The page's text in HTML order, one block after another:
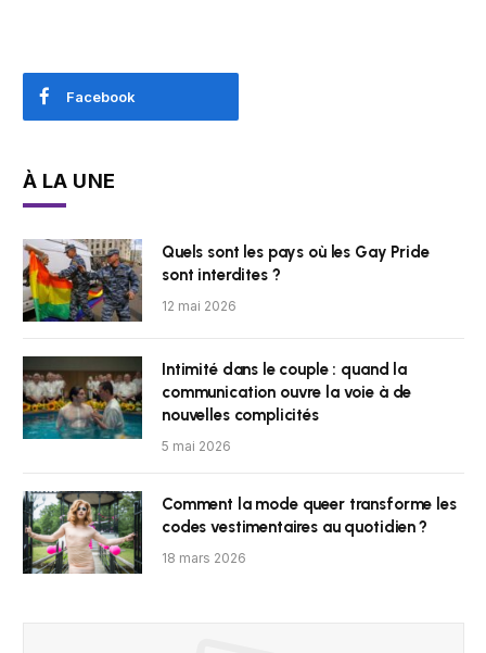
Facebook
À LA UNE
Quels sont les pays où les Gay Pride
sont interdites ?
12 mai 2026
Intimité dans le couple : quand la
communication ouvre la voie à de
nouvelles complicités
5 mai 2026
Comment la mode queer transforme les
codes vestimentaires au quotidien ?
18 mars 2026